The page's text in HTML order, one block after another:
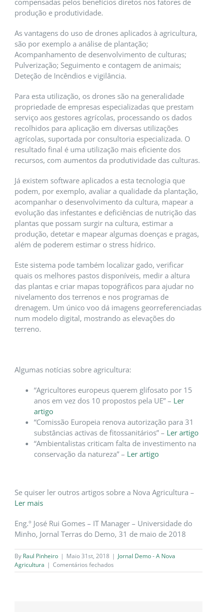
produção e produtividade.
As vantagens do uso de drones aplicados à agricultura,
são por exemplo a análise de plantação;
Acompanhamento de desenvolvimento de culturas;
Pulverização; Seguimento e contagem de animais;
Deteção de Incêndios e vigilância.
Para esta utilização, os drones são na generalidade
propriedade de empresas especializadas que prestam
serviço aos gestores agrícolas, processando os dados
recolhidos para aplicação em diversas utilizações
agrícolas, suportada por consultoria especializada. O
resultado final é uma utilização mais eficiente dos
recursos, com aumentos da produtividade das culturas.
Já existem software aplicados a esta tecnologia que
podem, por exemplo, avaliar a qualidade da plantação,
acompanhar o desenvolvimento da cultura, mapear a
evolução das infestantes e deficiências de nutrição das
plantas que possam surgir na cultura, estimar a
produção, detetar e mapear algumas doenças e pragas,
além de poderem estimar o stress hídrico.
Este sistema pode também localizar gado, verificar
quais os melhores pastos disponíveis, medir a altura
das plantas e criar mapas topográficos para ajudar no
nivelamento dos terrenos e nos programas de
drenagem. Um único voo dá imagens georreferenciadas
num modelo digital, mostrando as elevações do
terreno.
Algumas notícias sobre agricultura:
“Agricultores europeus querem glifosato por 15
anos em vez dos 10 propostos pela UE” – Ler
artigo
“Comissão Europeia renova autorização para 31
substâncias activas de fitossanitários” – Ler artigo
“Ambientalistas criticam falta de investimento na
conservação da natureza” – Ler artigo
Se quiser ler outros artigos sobre a Nova Agricultura –
Ler mais
Eng.º José Rui Gomes – IT Manager – Universidade do
Minho, Jornal Terras do Demo, 31 de maio de 2018
By Raul Pinheiro | Maio 31st, 2018 | Jornal Demo - A Nova
Agricultura | Comentários fechados
Drones